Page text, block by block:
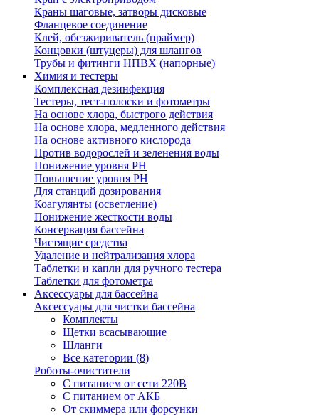
Краны шаговые, затворы дисковые
Фланцевое соединение
Клей, обезжириватель (праймер)
Концовки (штуцеры) для шлангов
Трубы и фитинги НПВХ (напорные)
Химия и тестеры
Комплексная дезинфекция
Тестеры, тест-полоски и фотометры
На основе хлора, быстрого действия
На основе хлора, медленного действия
На основе активного кислорода
Против водорослей и зеленения воды
Понижение уровня РН
Повышение уровня РН
Для станций дозирования
Коагулянты (осветление)
Понижение жесткости воды
Консервация бассейна
Чистящие средства
Удаление и нейтрализация хлора
Таблетки и капли для ручного тестера
Таблетки для фотометра
Аксессуары для бассейна
Аксессуары для чистки бассейна
Комплекты
Щетки всасывающие
Шланги
Все категории (8)
Роботы-очистители
С питанием от сети 220В
С питанием от АКБ
От скиммера или форсунки